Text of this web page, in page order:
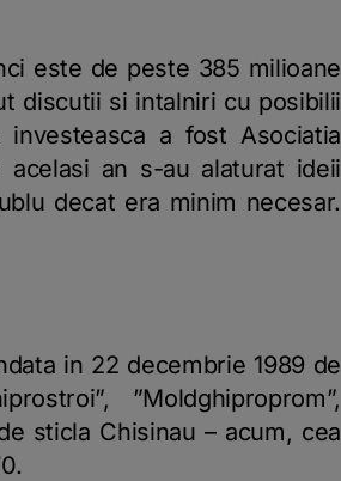
este de peste 385 milioane
discutii si intalniri cu posibilii
a fost Asociatia
an s-au alaturat ideii
decat era minim necesar.
in 22 decembrie 1989 de
”Moldghiproprom”,
sticla Chisinau – acum, cea